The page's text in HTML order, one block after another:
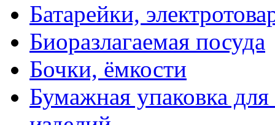
Батарейки,
Биоразлагаемая посуда
Бочки, ёмкости
Бумажная упаковка